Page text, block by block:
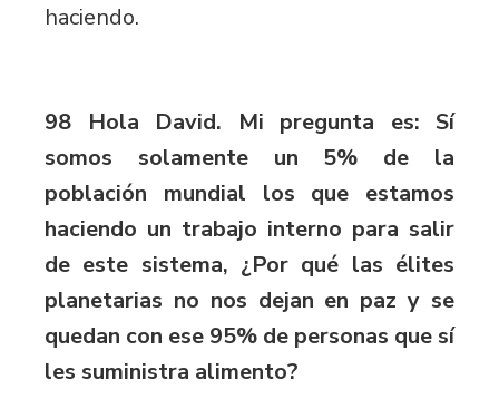
haciendo.
98 Hola David. Mi pregunta es: Sí
somos solamente un 5% de la
población mundial los que estamos
haciendo un trabajo interno para salir
de este sistema, ¿Por qué las élites
planetarias no nos dejan en paz y se
quedan con ese 95% de personas que sí
les suministra alimento?